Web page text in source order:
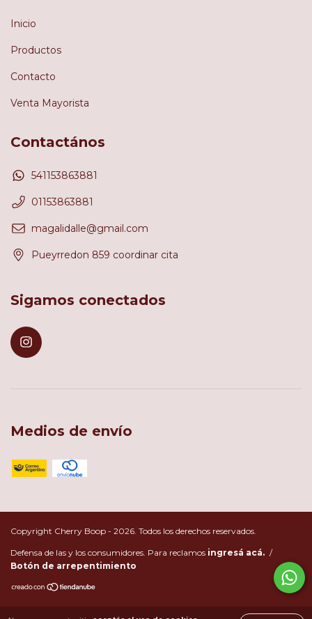
Inicio
Productos
Contacto
Venta Mayorista
Contactános
541153863881
01153863881
magalidalle@gmail.com
Pueyrredon 859 coordinar cita
Sigamos conectados
Medios de envío
Copyright Cherry Boop - 2026. Todos los derechos reservados.
Defensa de las y los consumidores. Para reclamos ingresá acá. /
Botón de arrepentimiento